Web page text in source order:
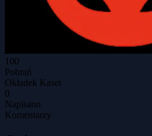
100
Pobrań
Okładek Kaset
0
Napisano
Komentarzy